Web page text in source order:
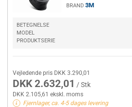
BRAND 3M
BETEGNELSE
MODEL
PRODUKTSERIE
Vejledende pris DKK 3.290,01
DKK 2.632,01 / Stk
DKK 2.105,61 ekskl. moms
Fjernlager, ca. 4-5 dages levering